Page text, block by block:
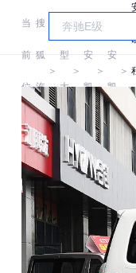
当
前
位
搜
狐
汽
车
＞
车
型
大
全
＞
长
安
凯
＞
安
凯
程
＞